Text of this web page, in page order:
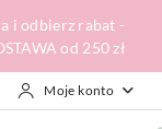
i odbierz rabat -
od 250 zł
Moje konto